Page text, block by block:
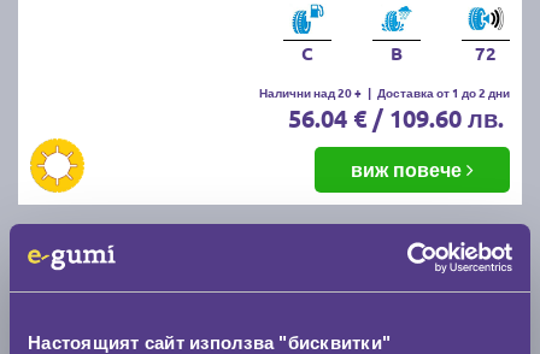
Настоящият сайт използва "бисквитки"
C B 72
Налични над 20 + | Доставка от 1 до 2 дни
56.04 € / 109.60 лв.
виж повече